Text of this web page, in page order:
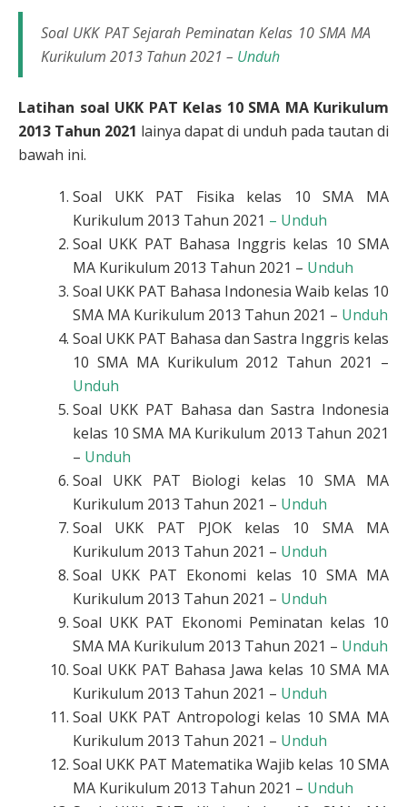
Soal UKK PAT Sejarah Peminatan Kelas 10 SMA MA
Kurikulum 2013 Tahun 2021 – Unduh
Latihan soal UKK PAT Kelas 10 SMA MA Kurikulum
2013 Tahun 2021 lainya dapat di unduh pada tautan di
bawah ini.
Soal UKK PAT Fisika kelas 10 SMA MA
Kurikulum 2013 Tahun 2021 – Unduh
Soal UKK PAT Bahasa Inggris kelas 10 SMA
MA Kurikulum 2013 Tahun 2021 – Unduh
Soal UKK PAT Bahasa Indonesia Waib kelas 10
SMA MA Kurikulum 2013 Tahun 2021 – Unduh
Soal UKK PAT Bahasa dan Sastra Inggris kelas
10 SMA MA Kurikulum 2012 Tahun 2021 –
Unduh
Soal UKK PAT Bahasa dan Sastra Indonesia
kelas 10 SMA MA Kurikulum 2013 Tahun 2021
– Unduh
Soal UKK PAT Biologi kelas 10 SMA MA
Kurikulum 2013 Tahun 2021 – Unduh
Soal UKK PAT PJOK kelas 10 SMA MA
Kurikulum 2013 Tahun 2021 – Unduh
Soal UKK PAT Ekonomi kelas 10 SMA MA
Kurikulum 2013 Tahun 2021 – Unduh
Soal UKK PAT Ekonomi Peminatan kelas 10
SMA MA Kurikulum 2013 Tahun 2021 – Unduh
Soal UKK PAT Bahasa Jawa kelas 10 SMA MA
Kurikulum 2013 Tahun 2021 – Unduh
Soal UKK PAT Antropologi kelas 10 SMA MA
Kurikulum 2013 Tahun 2021 – Unduh
Soal UKK PAT Matematika Wajib kelas 10 SMA
MA Kurikulum 2013 Tahun 2021 – Unduh